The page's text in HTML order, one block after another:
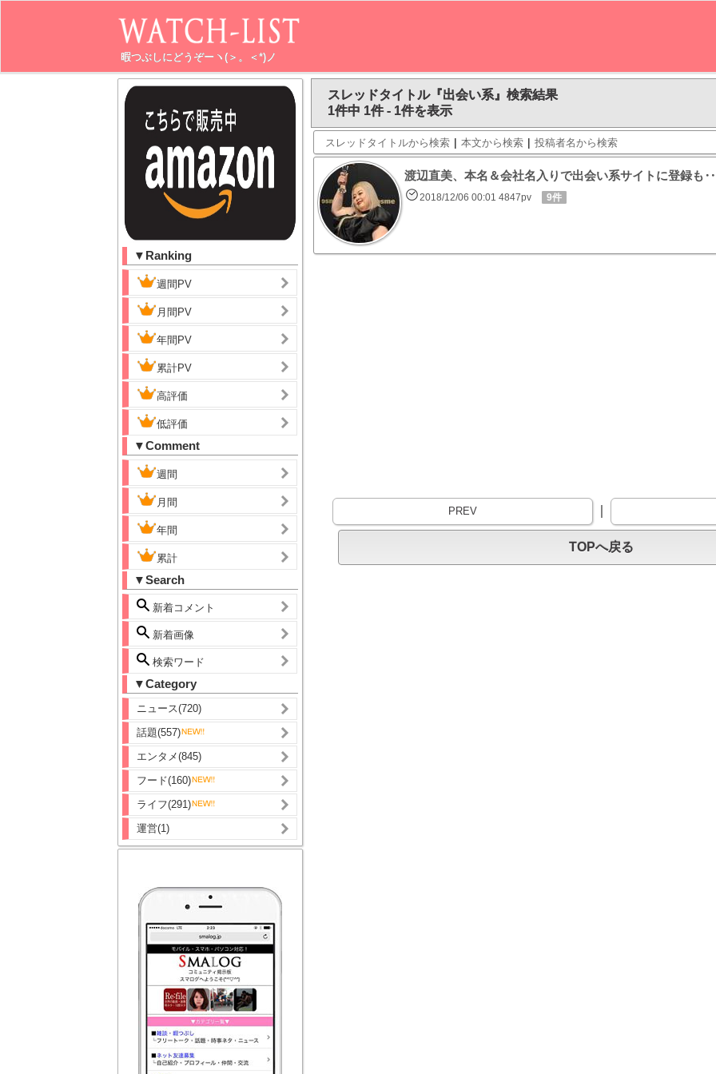
暇つぶしにどうぞーヽ(＞。＜*)ノ
▼Ranking
週間PV
月間PV
年間PV
累計PV
高評価
低評価
▼Comment
週間
月間
年間
累計
▼Search
新着コメント
新着画像
検索ワード
▼Category
ニュース(720)
話題(557)
エンタメ(845)
フード(160)
ライフ(291)
運営(1)
スレッドタイトル『出会い系』検索結果
1件中 1件 - 1件を表示
スレッドタイトルから検索 | 本文から検索 | 投稿者名から検索
渡辺直美、本名＆会社名入りで出会い系サイトに登録も‥
2018/12/06 00:01 4847pv 9件
PREV
TOPへ戻る